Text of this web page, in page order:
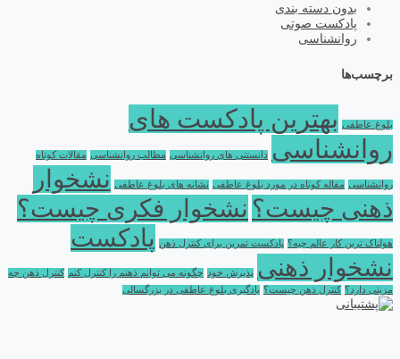
بدون دسته بندی
پادکست صوتی
روانشناسی
برچسب‌ها
بلوغ عاطفی
بهترین پادکست های
روانشناسی
دانستنی های روانشناسی مطالب روانشناسی مقالات کوتاه
روانشناسی مقاله کوتاه در مورد بلوغ عاطفی نشانه های بلوغ عاطفی
نشخوار
ذهنی چیست؟ نشخوار فکری چیست؟
هولناک ترین کار عالم چیه؟ پادکست تمرین برای کنترل ذهن
پادکست
نشخوار ذهنی
پذیرش خود چگونه می توانم ذهنم را کنترل کنم کنترل ذهن چه
مزیتی دارد؟ کنترل ذهن چیست؟ یادگیری بلوغ عاطفی در بزرگسالی